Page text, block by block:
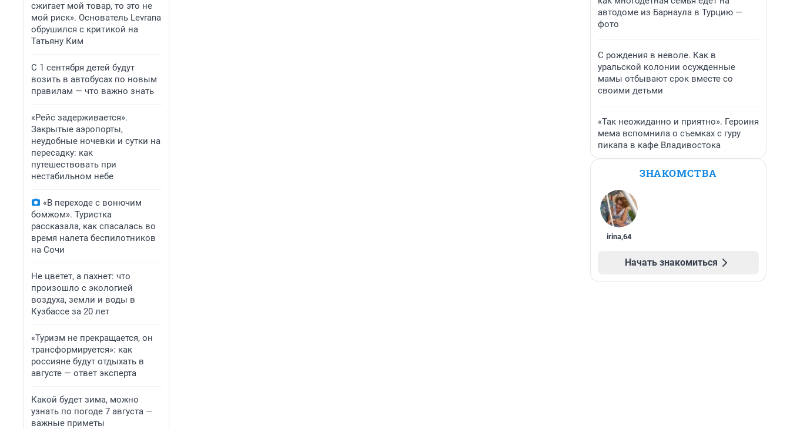
сжигает мой товар, то это не
мой риск». Основатель Levrana
обрушился с критикой на
Татьяну Ким
С 1 сентября детей будут
возить в автобусах по новым
правилам — что важно знать
«Рейс задерживается».
Закрытые аэропорты,
неудобные ночевки и сутки на
пересадку: как
путешествовать при
нестабильном небе
«В переходе с вонючим
бомжом». Туристка
рассказала, как спасалась во
время налета беспилотников
на Сочи
Не цветет, а пахнет: что
произошло с экологией
воздуха, земли и воды в
Кузбассе за 20 лет
«Туризм не прекращается, он
трансформируется»: как
россияне будут отдыхать в
августе — ответ эксперта
Какой будет зима, можно
узнать по погоде 7 августа —
важные приметы
автодоме из Барнаула в Турцию —
фото
С рождения в неволе. Как в
уральской колонии осужденные
мамы отбывают срок вместе со
своими детьми
«Так неожиданно и приятно». Героиня
мема вспомнила о съемках с гуру
пикапа в кафе Владивостока
ЗНАКОМСТВА
irina,64
Начать знакомиться